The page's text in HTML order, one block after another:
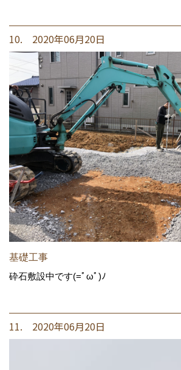
10. 2020年06月20日
基礎工事
砕石敷設中です(=ﾟωﾟ)ﾉ
11. 2020年06月20日